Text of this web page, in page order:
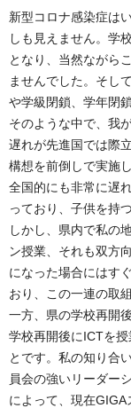
新型コロナ感染症は
しも見えません。学
となり、当然ながら
ませんでした。そし
や学級閉鎖、学年閉
そのような中で、我
遅れが先進国では際
構想を前倒しで実施
全国的にも非常に遅
っており、子供を持
しかし、県内で私の
ン授業、それも双方
になった場合にはす
おり、この一連の取
一方、県の学校再開
学校再開後にICTを
とです。私の知り合
員会の強いリーダー
によって、現在